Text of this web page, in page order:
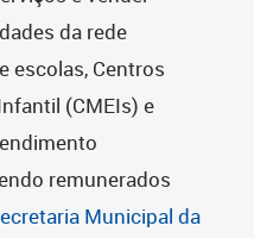
da rede
escolas, Centros
(CMEIs) e
remunerados
Municipal da